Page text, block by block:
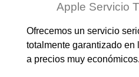
Apple Servicio
Ofrecemos un servicio
totalmente garantizado
a precios muy económicos.